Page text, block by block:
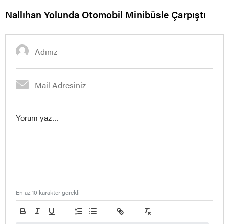
Nallıhan Yolunda Otomobil Minibüsle Çarpıştı
En az 10 karakter gerekli